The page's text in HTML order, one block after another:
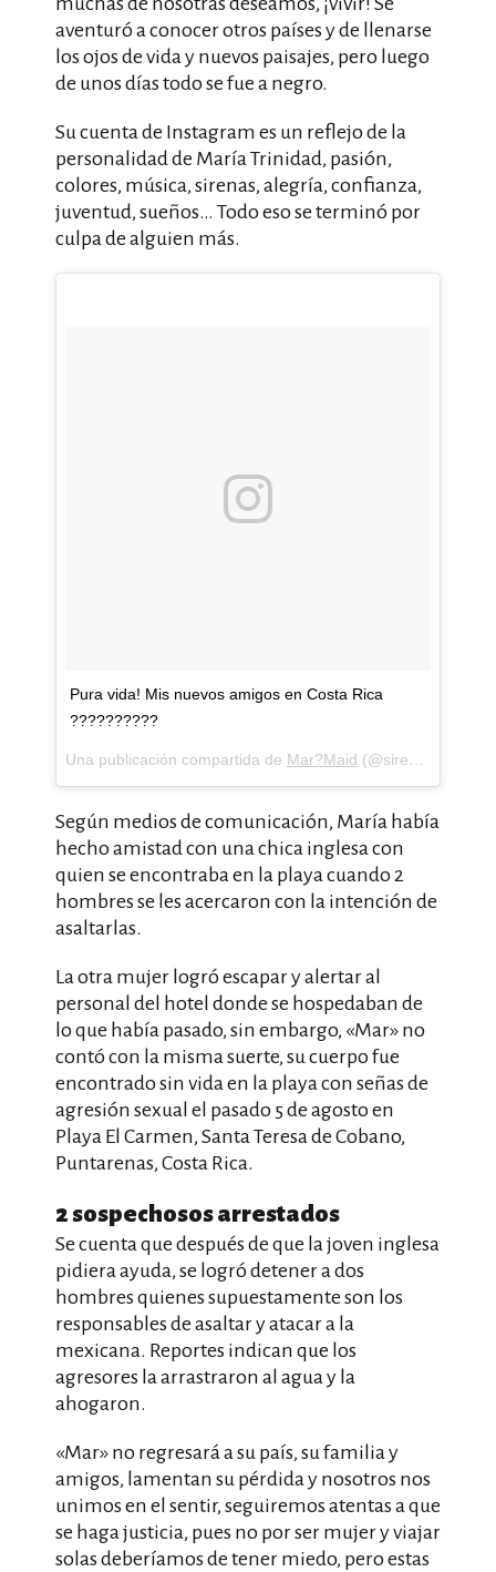
aventuró a conocer otros países y de llenarse
los ojos de vida y nuevos paisajes, pero luego
de unos días todo se fue a negro.
Su cuenta de Instagram es un reflejo de la
personalidad de María Trinidad, pasión,
colores, música, sirenas, alegría, confianza,
juventud, sueños… Todo eso se terminó por
culpa de alguien más.
Pura vida! Mis nuevos amigos en Costa Rica
??????????
Una publicación compartida de Mar?Maid (@sirenamarmaid) el
Según medios de comunicación, María había
hecho amistad con una chica inglesa con
quien se encontraba en la playa cuando 2
hombres se les acercaron con la intención de
asaltarlas.
La otra mujer logró escapar y alertar al
personal del hotel donde se hospedaban de
lo que había pasado, sin embargo, «Mar» no
contó con la misma suerte, su cuerpo fue
encontrado sin vida en la playa con señas de
agresión sexual el pasado 5 de agosto en
Playa El Carmen, Santa Teresa de Cobano,
Puntarenas, Costa Rica.
2 sospechosos arrestados
Se cuenta que después de que la joven inglesa
pidiera ayuda, se logró detener a dos
hombres quienes supuestamente son los
responsables de asaltar y atacar a la
mexicana. Reportes indican que los
agresores la arrastraron al agua y la
ahogaron.
«Mar» no regresará a su país, su familia y
amigos, lamentan su pérdida y nosotros nos
unimos en el sentir, seguiremos atentas a que
se haga justicia, pues no por ser mujer y viajar
solas deberíamos de tener miedo, pero estas